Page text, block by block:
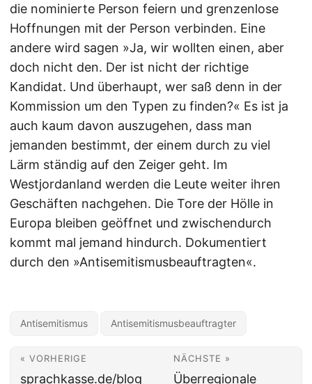
die nominierte Person feiern und grenzenlose
Hoffnungen mit der Person verbinden. Eine
andere wird sagen »Ja, wir wollten einen, aber
doch nicht den. Der ist nicht der richtige
Kandidat. Und überhaupt, wer saß denn in der
Kommission um den Typen zu finden?« Es ist ja
auch kaum davon auszugehen, dass man
jemanden bestimmt, der einem durch zu viel
Lärm ständig auf den Zeiger geht. Im
Westjordanland werden die Leute weiter ihren
Geschäften nachgehen. Die Tore der Hölle in
Europa bleiben geöffnet und zwischendurch
kommt mal jemand hindurch. Dokumentiert
durch den »Antisemitismusbeauftragten«.
Antisemitismus Antisemitismusbeauftragter
« VORHERIGE
sprachkasse.de/blog
NÄCHSTE »
Überregionale